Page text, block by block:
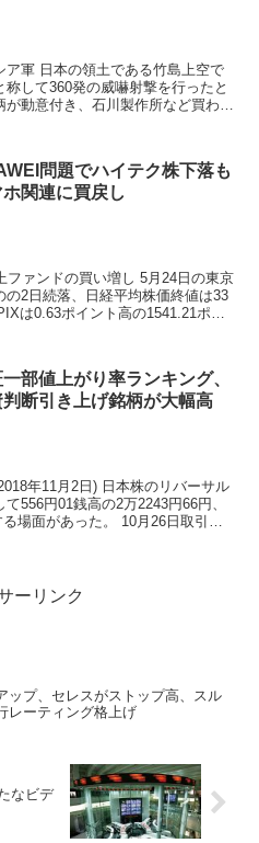
軍 日本の領土である竹島上空で
して360発の威嚇射撃を行ったと
動意付き、石川製作所など買われ
問題でハイテク株下落も
ホ関連に買戻し
ファンドの買い増し 5月24日の東京
2日続落、日経平均株価終値は33
は0.63ポイント高の1541.21ポイ
部値上がり率ランキング、
断引き上げ銘柄が大幅高
年11月2日) 日本株のリバーサル
556円01銭高の2万2243円66円、
た。 10月26日取引時
ーリンク
ップ、セレスがストップ高、スル
レーティング格上げ
なビデ